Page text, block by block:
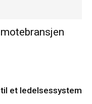
et ledelsessystem